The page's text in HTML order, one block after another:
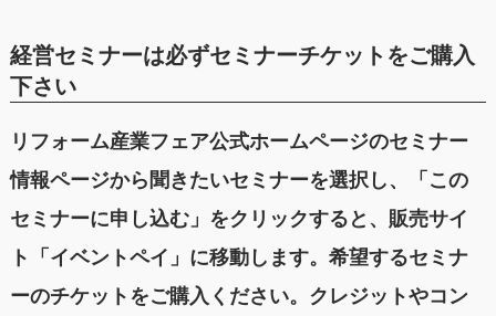
経営セミナーは必ずセミナーチケットをご購入
下さい
リフォーム産業フェア公式ホームページのセミナー
情報ページから聞きたいセミナーを選択し、「この
セミナーに申し込む」をクリックすると、販売サイ
ト「イベントペイ」に移動します。希望するセミナ
ーのチケットをご購入ください。クレジットやコン